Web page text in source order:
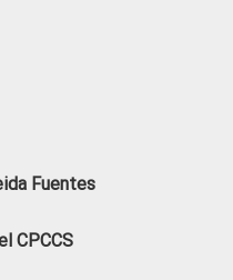
Fuentes
CPCCS